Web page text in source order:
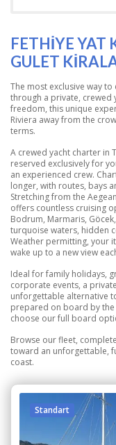
FETHIYE YAT
GULET
The most exclusive way
through a private, crewed
freedom, this unique
Riviera away from the
terms.
A crewed yacht charter in
reserved exclusively for
an experienced crew.
longer, with routes, bays
Stretching from the
offers countless cruising
Bodrum, Marmaris,
turquoise waters, hidden
Weather permitting, your
wake up to a new view
Ideal for family holidays,
corporate events, a
unforgettable alternative
prepared on board by
choose our full board
Browse our fleet,
toward an unforgettable,
coast.
Standart